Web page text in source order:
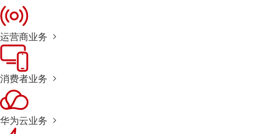
运营商业务
消费者业务
华为云业务